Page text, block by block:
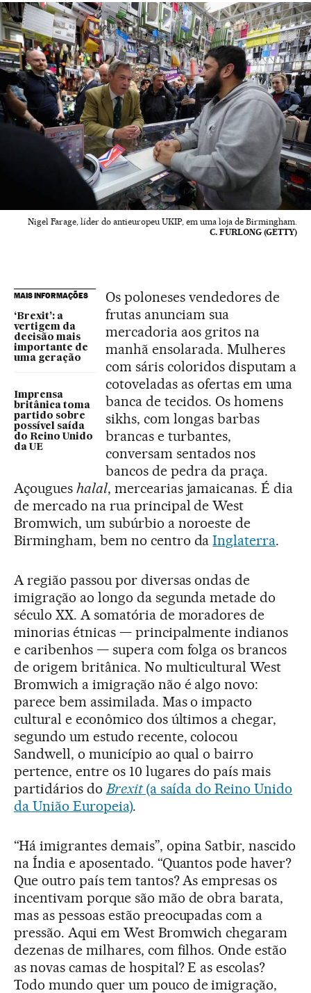
Nigel Farage, líder do antieuropeu UKIP, em uma loja de Birmingham.
C. FURLONG (GETTY)
MAIS INFORMAÇÕES
‘Brexit’: a
vertigem da
decisão mais
importante de
uma geração
Imprensa
britânica toma
partido sobre
possível saída
do Reino Unido
da UE
Os poloneses vendedores de
frutas anunciam sua
mercadoria aos gritos na
manhã ensolarada. Mulheres
com sáris coloridos disputam a
cotoveladas as ofertas em uma
banca de tecidos. Os homens
sikhs, com longas barbas
brancas e turbantes,
conversam sentados nos
bancos de pedra da praça.
Açougues halal, mercearias jamaicanas. É dia
de mercado na rua principal de West
Bromwich, um subúrbio a noroeste de
Birmingham, bem no centro daInglaterra.
A região passou por diversas ondas de
imigração ao longo da segunda metade do
século XX. A somatória de moradores de
minorias étnicas — principalmente indianos
e caribenhos — supera com folga os brancos
de origem britânica. No multicultural West
Bromwich a imigração não é algo novo:
parece bem assimilada. Mas o impacto
cultural e econômico dos últimos a chegar,
segundo um estudo recente, colocou
Sandwell, o município ao qual o bairro
pertence, entre os 10 lugares do país mais
partidários doBrexit(a saída do Reino Unido
da União Europeia).
“Há imigrantes demais”, opina Satbir, nascido
na Índia e aposentado. “Quantos pode haver?
Que outro país tem tantos? As empresas os
incentivam porque são mão de obra barata,
mas as pessoas estão preocupadas com a
pressão. Aqui em West Bromwich chegaram
dezenas de milhares, com filhos. Onde estão
as novas camas de hospital? E as escolas?
Todo mundo quer um pouco de imigração,